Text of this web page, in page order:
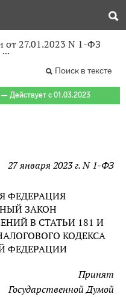
от 27.01.2023 N 1-ФЗ
Поиск в тексте
Действует с 01.03.2023
27 января 2023 г. N 1-ФЗ
ФЕДЕРАЦИЯ
ЗАКОН
В СТАТЬИ 181 И
КОДЕКСА
ФЕДЕРАЦИИ
Принят
Государственной Думой